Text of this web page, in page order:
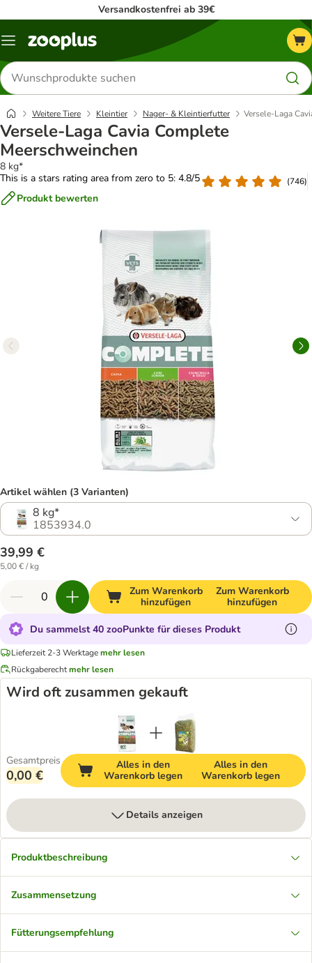
Versandkostenfrei ab 39€
Menü
Produkte
suchen
Weitere Tiere Kleintier Nager- & Kleintierfutter Versele-Laga
Versele-Laga Cavia Complete
Meerschweinchen
8 kg*
This is a stars rating area from zero to 5: 4.8/5
(746)
Produkt bewerten
Artikel wählen (3 Varianten)
8 kg*
1853934.0
39,99 €
5,00 € / kg
Zum Warenkorb
hinzufügen
Zum Warenkorb
hinzufügen
Du sammelst 40 zooPunkte für dieses Produkt
Lieferzeit 2-3 Werktagemehr lesen
Rückgaberechtmehr lesen
Wird oft zusammen gekauft
Gesamtpreis
0,00 €
Alles in den
Warenkorb legen
Alles in den
Warenkorb legen
Details anzeigen
Produktbeschreibung
Zusammensetzung
Fütterungsempfehlung